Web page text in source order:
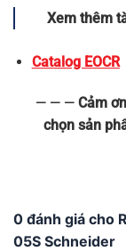
Xem thêm
Catalog EOCR
— — — Cảm
chọn sản
0 đánh giá cho
05S Schneider